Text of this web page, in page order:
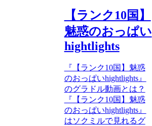
【ランク10国】
魅惑のおっぱい
hightlights
『【ランク10国】魅惑
のおっぱいhightlights』
のグラドル動画とは？
『【ランク10国】魅惑
のおっぱいhightlights』
はソクミルで見れるグ